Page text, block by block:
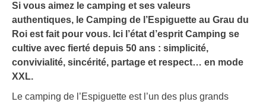
Si vous aimez le camping et ses valeurs
authentiques, le Camping de l’Espiguette au Grau du
Roi est fait pour vous. Ici l’état d’esprit Camping se
cultive avec fierté depuis 50 ans : simplicité,
convivialité, sincérité, partage et respect… en mode
XXL.
Le camping de l’Espiguette est l’un des plus grands